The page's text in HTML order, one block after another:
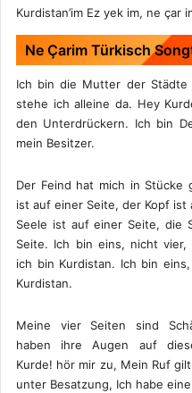
Kurdistan’im Ez yek im, ne çar
Ne Çarim Türkisch
Ich bin die Mutter der Städte
stehe ich alleine da. Hey
den Unterdrückern. Ich bin
mein Besitzer.
Der Feind hat mich in Stücke
ist auf einer Seite, der Kopf ist
Seele ist auf einer Seite, die
Seite. Ich bin eins, nicht
ich bin Kurdistan. Ich bin
Kurdistan.
Meine vier Seiten sind
haben ihre Augen auf
Kurde! hör mir zu, Mein Ruf
unter Besatzung, Ich habe